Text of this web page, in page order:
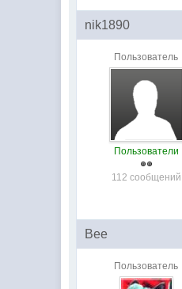
nik1890
Пользователь
Пользователи
112 сообщений
Bee
Пользователь